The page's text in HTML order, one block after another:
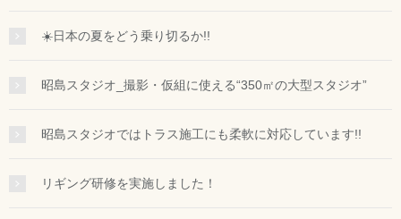
☀️日本の夏をどう乗り切るか!!
昭島スタジオ_撮影・仮組に使える“350㎡の大型スタジオ”
昭島スタジオではトラス施工にも柔軟に対応しています!!
リギング研修を実施しました！